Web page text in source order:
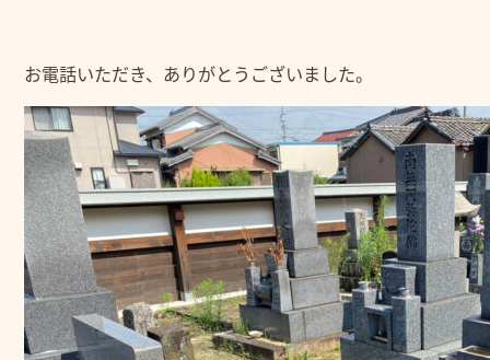
お電話いただき、ありがとうございました。